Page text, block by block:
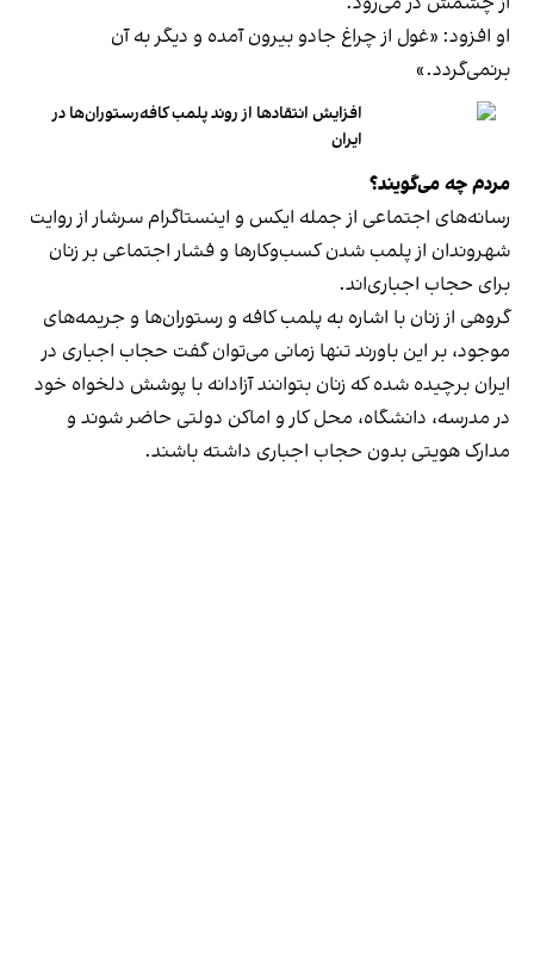
او افزود: «غول از چراغ جادو بیرون آمده و دیگر به آن
برنمی‎‌گردد.»
افزایش انتقادها از روند پلمب کافه‌رستوران‌ها در
ایران
مردم چه می‌گویند؟
رسانه‎‌های اجتماعی از جمله ایکس و اینستاگرام سرشار از روایت
شهروندان از پلمب شدن کسب‌وکارها و فشار اجتماعی بر زنان
برای حجاب اجباری‌اند.
گروهی از زنان با اشاره به پلمب کافه و رستوران‌ها و جریمه‌های
موجود، بر این باورند تنها زمانی می‌توان گفت حجاب اجباری در
ایران برچیده شده که زنان بتوانند آزادانه با پوشش دلخواه خود
در مدرسه، دانشگاه، محل کار و اماکن دولتی حاضر شوند و
مدارک هویتی بدون حجاب اجباری داشته باشند.